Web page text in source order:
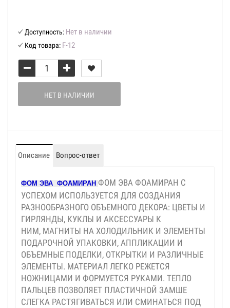
Доступность: Нет в наличии
Код товара: F-12
НЕТ В НАЛИЧИИ
Описание Вопрос-ответ
ФОМ ЭВА ФОАМИРАН ФОМ ЭВА ФОАМИРАН С
УСПЕХОМ ИСПОЛЬЗУЕТСЯ ДЛЯ СОЗДАНИЯ
РАЗНООБРАЗНОГО ОБЪЕМНОГО ДЕКОРА: ЦВЕТЫ И
ГИРЛЯНДЫ, КУКЛЫ И АКСЕССУАРЫ К
НИМ, МАГНИТЫ НА ХОЛОДИЛЬНИК И ЭЛЕМЕНТЫ
ПОДАРОЧНОЙ УПАКОВКИ, АППЛИКАЦИИ И
ОБЪЕМНЫЕ ПОДЕЛКИ, ОТКРЫТКИ И РАЗЛИЧНЫЕ
ЭЛЕМЕНТЫ. МАТЕРИАЛ ЛЕГКО РЕЖЕТСЯ
НОЖНИЦАМИ И ФОРМУЕТСЯ РУКАМИ. ТЕПЛО
ПАЛЬЦЕВ ПОЗВОЛЯЕТ ПЛАСТИЧНОЙ ЗАМШЕ
СЛЕГКА РАСТЯГИВАТЬСЯ ИЛИ СМИНАТЬСЯ ПОД